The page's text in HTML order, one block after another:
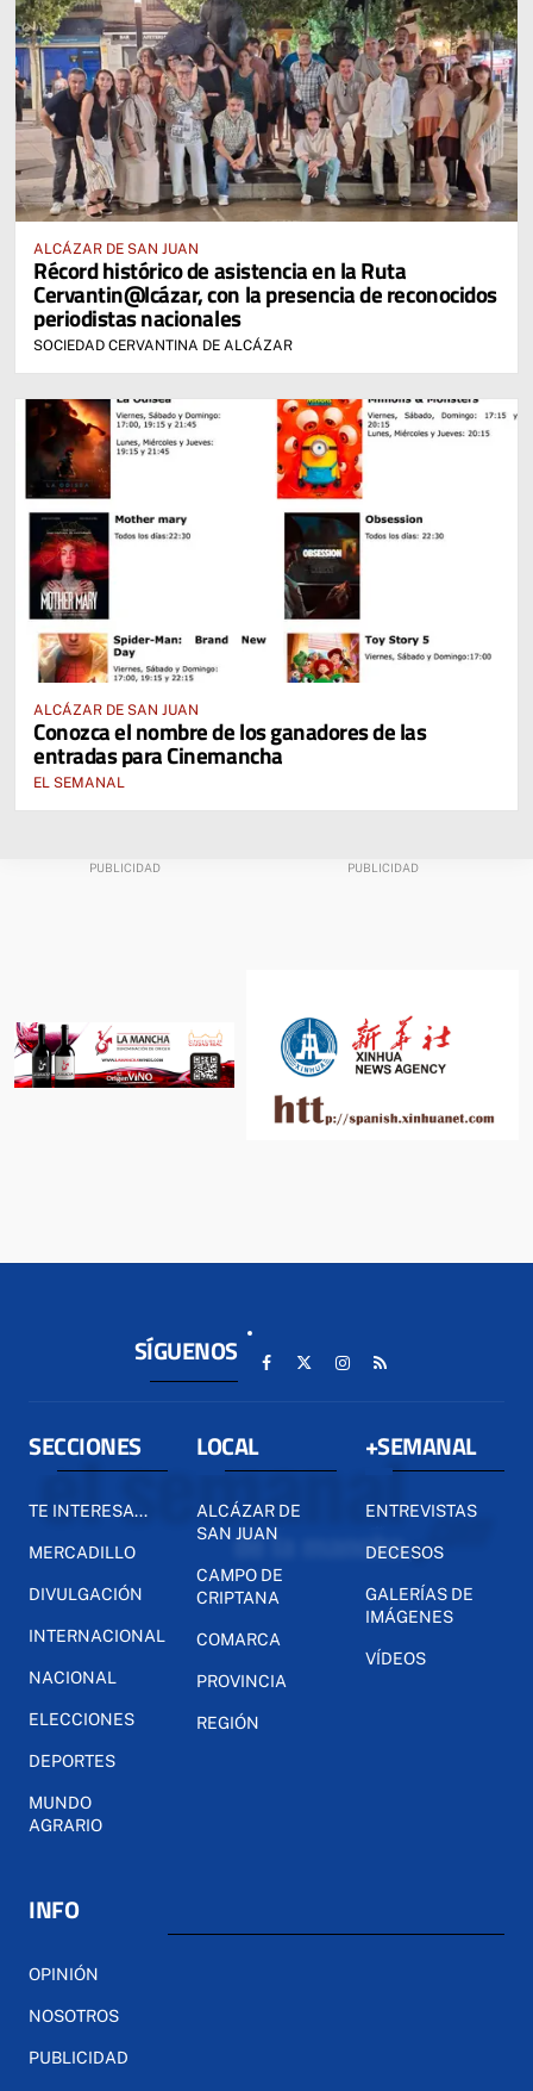
ALCÁZAR DE SAN JUAN
Récord histórico de asistencia en la Ruta
Cervantin@lcázar, con la presencia de reconocidos
periodistas nacionales
SOCIEDAD CERVANTINA DE ALCÁZAR
ALCÁZAR DE SAN JUAN
Conozca el nombre de los ganadores de las
entradas para Cinemancha
EL SEMANAL
SÍGUENOS
SECCIONES
TE INTERESA...
MERCADILLO
DIVULGACIÓN
INTERNACIONAL
NACIONAL
ELECCIONES
DEPORTES
MUNDO
AGRARIO
LOCAL
ALCÁZAR DE
SAN JUAN
CAMPO DE
CRIPTANA
COMARCA
PROVINCIA
REGIÓN
+SEMANAL
ENTREVISTAS
DECESOS
GALERÍAS DE
IMÁGENES
VÍDEOS
INFO
OPINIÓN
NOSOTROS
PUBLICIDAD